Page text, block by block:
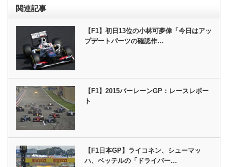
関連記事
【F1】初日13位の小林可夢偉「今日はアッ
プデートパーツの確認作…
【F1】2015バーレーンGP：レースレポー
ト
【F1日本GP】ライコネン、シューマッ
ハ、ベッテルの「ドライバー…